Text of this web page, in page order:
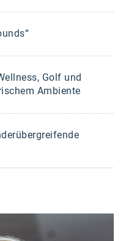
Golf und
Ambiente